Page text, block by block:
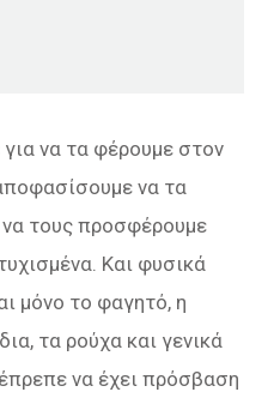
να τα φέρουμε στον
να τα
να τους προσφέρουμε
Και φυσικά
μόνο το φαγητό, η
τα ρούχα και γενικά
να έχει πρόσβαση